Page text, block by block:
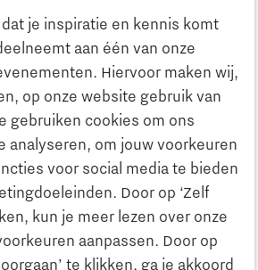
je inspiratie en kennis komt
aan één van onze
Hiervoor maken wij,
op onze website gebruik van
gebruiken cookies om ons
analyseren, om jouw voorkeuren
voor social media te bieden
Door op ‘Zelf
kun je meer lezen over onze
aanpassen. Door op
te klikken, ga je akkoord